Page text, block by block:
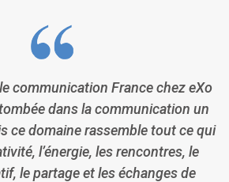
communication France chez eXo
dans la communication un
ce domaine rassemble tout ce qui
l’énergie, les rencontres, le
le partage et les échanges de